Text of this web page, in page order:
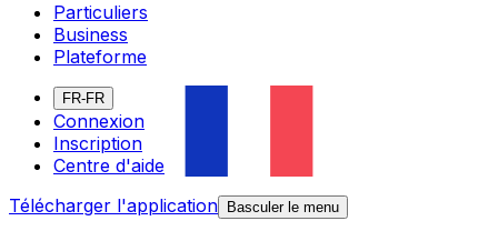
Particuliers
Business
Plateforme
FR-FR
Connexion
Inscription
Centre d'aide
Télécharger l'application
Basculer le menu